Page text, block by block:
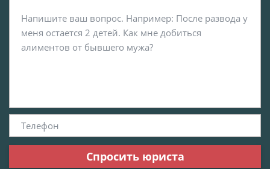
Спросить юриста